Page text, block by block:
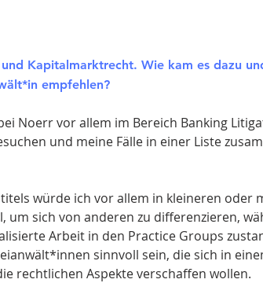
Kapitalmarktrecht. Wie kam es dazu
empfehlen?
Noerr vor allem im Bereich Banking
und meine Fälle in einer Liste
würde ich vor allem in kleineren
um sich von anderen zu differenzieren,
Arbeit in den Practice Groups
sinnvoll sein, die sich in
rechtlichen Aspekte verschaffen wollen.